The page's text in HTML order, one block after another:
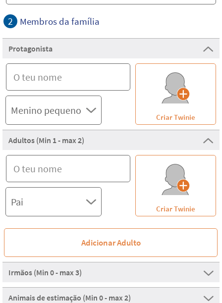
2 Membros da família
Protagonista
Criar Twinie
Adultos (Min 1 - max 2)
Criar Twinie
Adicionar Adulto
Irmãos (Min 0 - max 3)
Animais de estimação (Min 0 - max 2)